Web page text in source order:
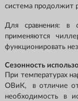
система продолжит
Для сравнения: в
применяются
функционировать
Сезонность
При температурах
ОВиК, в отличие
необходимость в